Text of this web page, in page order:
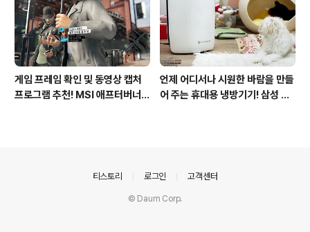
게임 프레임 확인 및 동영상 캡처
프로그램 추천! MSI 애프터버너
언제 어디서나 시원한 바람을 만들
어 주는 휴대용 냉방기기! 삼성 포
티스토리 로그인 고객센터
© Daum Corp.